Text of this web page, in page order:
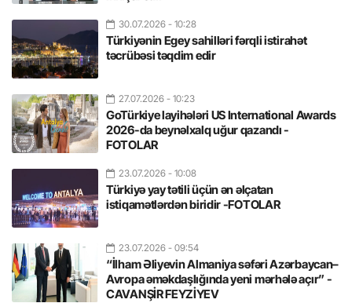
30.07.2026 - 10:28
Türkiyənin Egey sahilləri fərqli istirahət
təcrübəsi təqdim edir
27.07.2026 - 10:23
GoTürkiye layihələri US International Awards
2026-da beynəlxalq uğur qazandı -
FOTOLAR
23.07.2026 - 10:08
Türkiyə yay tətili üçün ən əlçatan
istiqamətlərdən biridir -FOTOLAR
23.07.2026 - 09:54
“İlham Əliyevin Almaniya səfəri Azərbaycan–
Avropa əməkdaşlığında yeni mərhələ açır” -
CAVANŞİR FEYZİYEV